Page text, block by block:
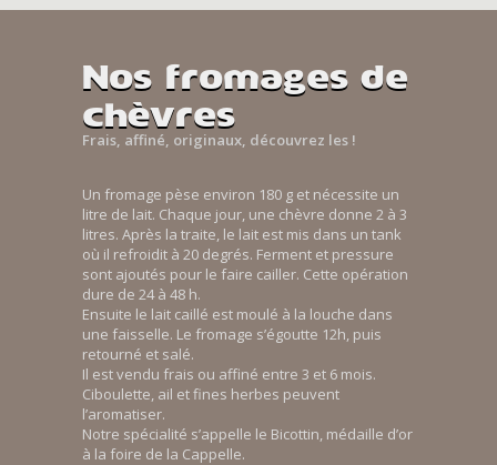
Nos fromages de
chèvres
Frais, affiné, originaux, découvrez les !
Un fromage pèse environ 180 g et nécessite un
litre de lait. Chaque jour, une chèvre donne 2 à 3
litres. Après la traite, le lait est mis dans un tank
où il refroidit à 20 degrés. Ferment et pressure
sont ajoutés pour le faire cailler. Cette opération
dure de 24 à 48 h.
Ensuite le lait caillé est moulé à la louche dans
une faisselle. Le fromage s’égoutte 12h, puis
retourné et salé.
Il est vendu frais ou affiné entre 3 et 6 mois.
Ciboulette, ail et fines herbes peuvent
l’aromatiser.
Notre spécialité s’appelle le Bicottin, médaille d’or
à la foire de la Cappelle.